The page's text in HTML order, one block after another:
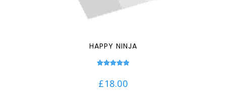
HAPPY NINJA
£18.00
sur 5